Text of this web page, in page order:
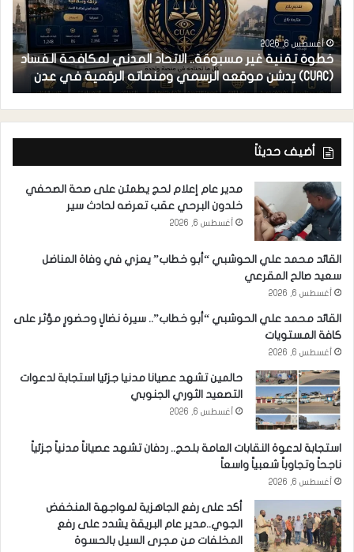
أغسطس 6, 2026
خطوة تقنية غير مسبوقة.. الاتحاد المدني لمكافحة الفساد
(CUAC) يدشن موقعه الرسمي ومنصاته الرقمية في عدن
أضيف حديثاً
مدير عام إعلام لحج يطمئن على صحة الصحفي
خلدون البرحي عقب تعرضه لحادث سير
أغسطس 6, 2026
القائد محمد علي الحوشبي “أبو خطاب” يعزي في وفاة المناضل
سعيد صالح المقرعي
أغسطس 6, 2026
القائد محمد علي الحوشبي “أبو خطاب”.. سيرة نضالٍ وحضورٍ مؤثر على
كافة المستويات
أغسطس 6, 2026
حالمين تشهد عصيانا مدنيا جزئيا استجابة لدعوات
التصعيد الثوري الجنوبي
أغسطس 6, 2026
استجابة لدعوة النقابات العامة بلحج.. ردفان تشهد عصياناً مدنياً جزئياً
ناجحاً وتجاوباً شعبياً واسعاً
أغسطس 6, 2026
أكد على رفع الجاهزية لمواجهة المنخفض
الجوي..مدير عام البريقة يشدد على رفع
المخلفات من مجرى السيل بالحسوة